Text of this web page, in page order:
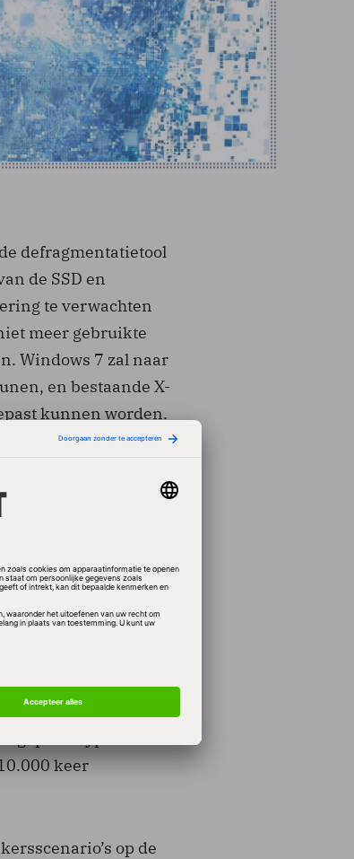
defragmentatietool
de SSD en
te verwachten
meer gebruikte
Windows 7 zal naar
en bestaande X-
kunnen worden.
te
die
kleine
data van geheugen
(Native Command
slechts 0,085
om te voorkomen
type MLC
keer
op de